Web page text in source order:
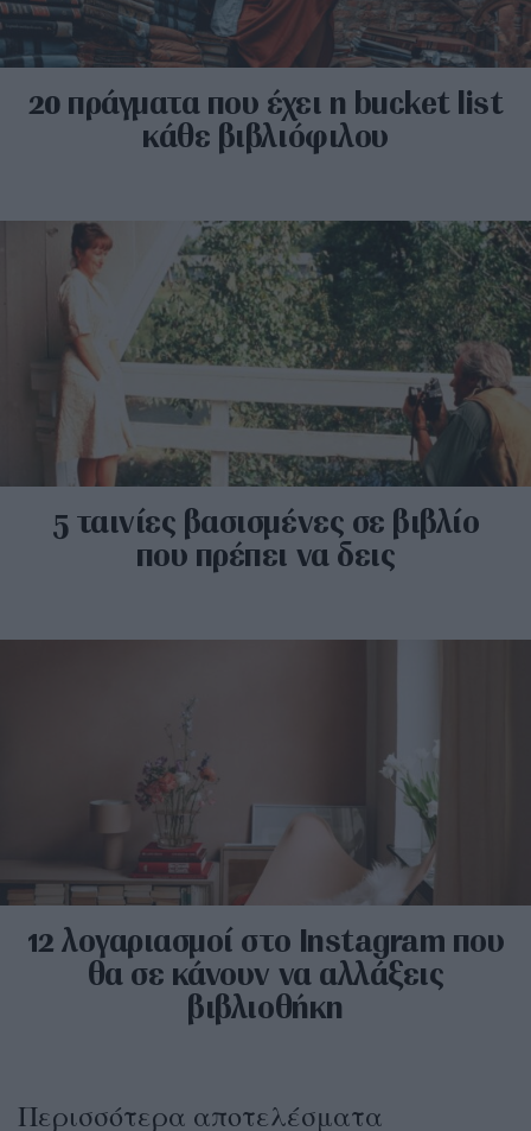
20 πράγματα που έχει η bucket list
κάθε βιβλιόφιλου
5 ταινίες βασισμένες σε βιβλίο
που πρέπει να δεις
12 λογαριασμοί στο Instagram που
θα σε κάνουν να αλλάξεις
βιβλιοθήκη
Περισσότερα αποτελέσματα